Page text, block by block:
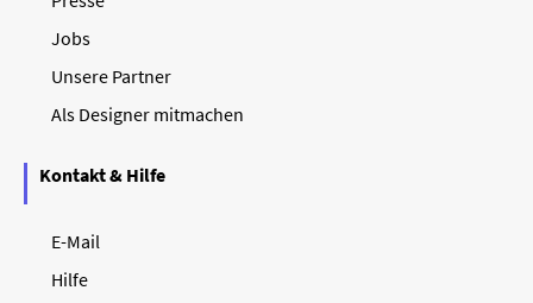
Jobs
Unsere Partner
Als Designer mitmachen
Kontakt & Hilfe
E-Mail
Hilfe